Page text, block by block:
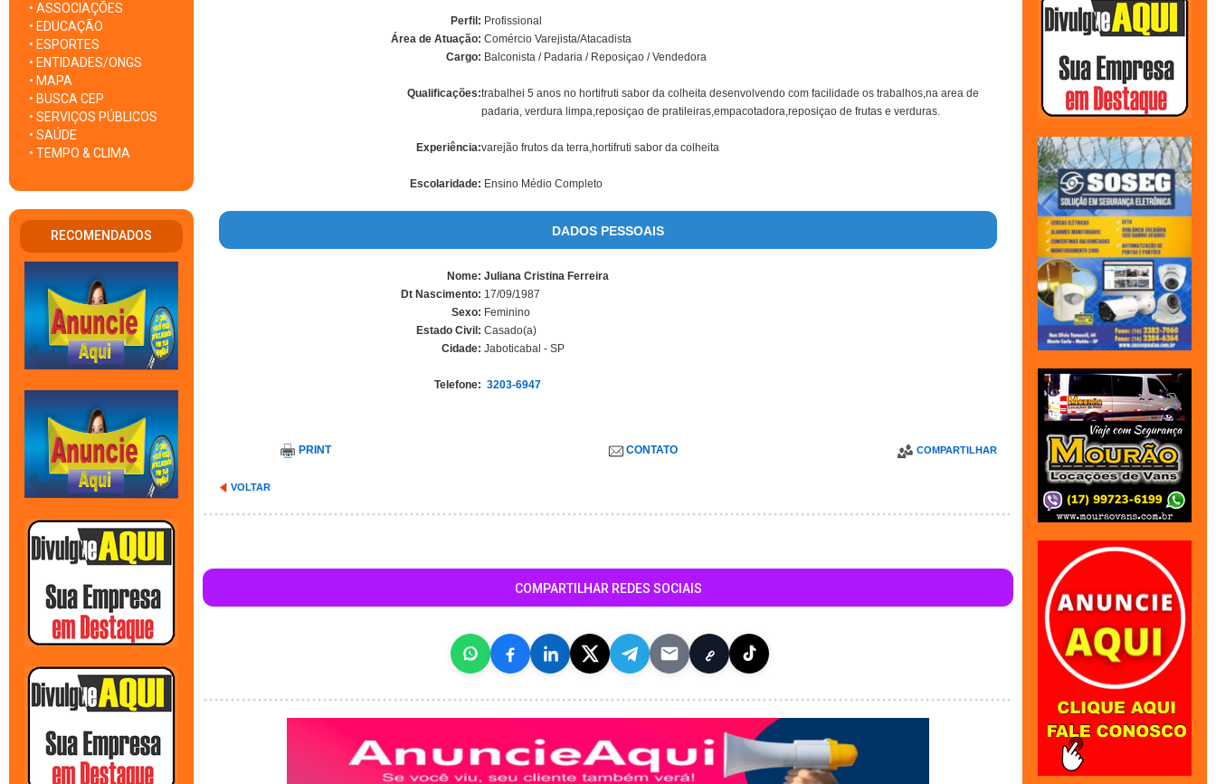
• ASSOCIAÇÕES
• EDUCAÇÃO
• ESPORTES
• ENTIDADES/ONGS
• MAPA
• BUSCA CEP
• SERVIÇOS PÚBLICOS
• SAÚDE
• TEMPO & CLIMA
RECOMENDADOS
Perfil: Profissional
Área de Atuação: Comércio Varejista/Atacadista
Cargo: Balconista / Padaria / Reposiçao / Vendedora
Qualificações:trabalhei 5 anos no hortifruti sabor da colheita desenvolvendo com facilidade os trabalhos,na area de
padaria, verdura limpa,reposiçao de pratileiras,empacotadora,reposiçao de frutas e verduras.
Experiência:varejão frutos da terra,hortifruti sabor da colheita
Escolaridade: Ensino Médio Completo
DADOS PESSOAIS
Nome: Juliana Cristina Ferreira
Dt Nascimento: 17/09/1987
Sexo: Feminino
Estado Civil: Casado(a)
Cidade: Jaboticabal - SP
Telefone: 3203-6947
PRINT CONTATO COMPARTILHAR
VOLTAR
COMPARTILHAR REDES SOCIAIS